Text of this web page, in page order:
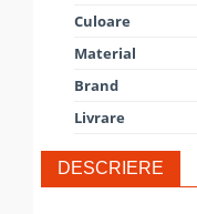
Culoare
Material
Brand
Livrare
DESCRIERE